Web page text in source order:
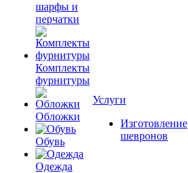
шарфы и
перчатки
Комплекты
фурнитуры
Обложки
Обувь
Одежда
Услуги
Изготовление
шевронов